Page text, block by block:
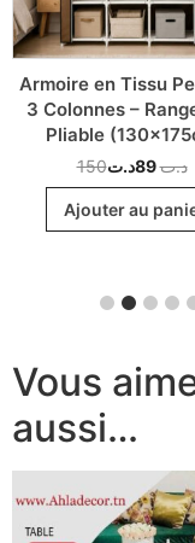
Armoire en Tissu
3 Colonnes –
Pliable
150 د.ت89د.ت
Ajouter au
Vous
aussi…